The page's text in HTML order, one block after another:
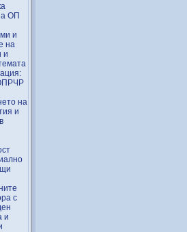
и
на
и
на
и
с
и